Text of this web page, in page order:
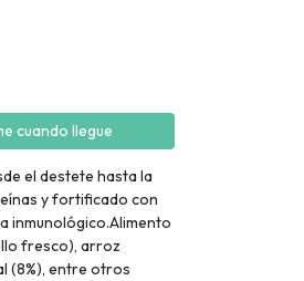
cuando llegue
el destete hasta la
y fortificado con
inmunológico.Alimento
fresco), arroz
(8%), entre otros